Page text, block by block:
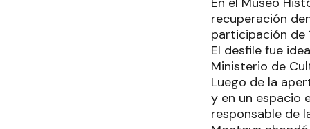
recuperación
participación de
El desfile fue
Ministerio de
Luego de la
y en un espacio
responsable de